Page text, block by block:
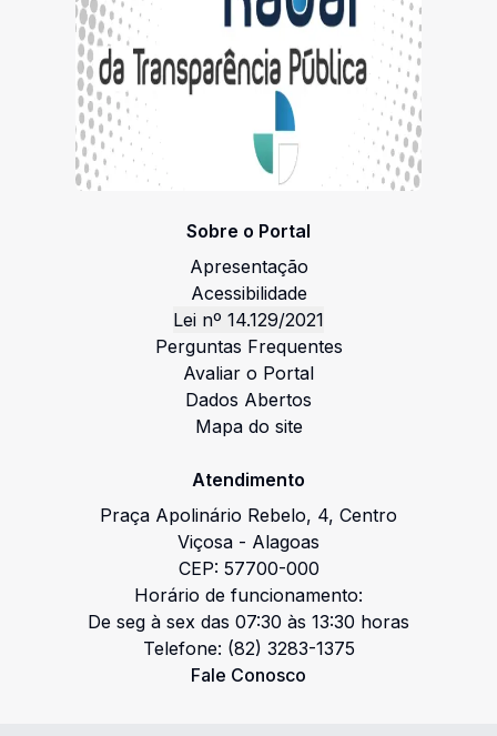
Sobre o Portal
Apresentação
Acessibilidade
Lei nº 14.129/2021
Perguntas Frequentes
Avaliar o Portal
Dados Abertos
Mapa do site
Atendimento
Praça Apolinário Rebelo, 4, Centro
Viçosa - Alagoas
CEP: 57700-000
Horário de funcionamento:
De seg à sex das 07:30 às 13:30 horas
Telefone: (82) 3283-1375
Fale Conosco